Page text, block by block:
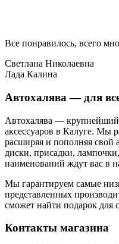
Все понравилось, всего
Светлана Николаевна
Лада Калина
Автохалява — для
Автохалява —
аксессуаров в Калуге. Мы
расширяя и пополняя свой
диски, присадки,
наименований ждут вас в
Мы гарантируем самые
представленных
сможет найти подарок для
Контакты магазина